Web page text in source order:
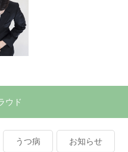
ウド
うつ病 お知らせ